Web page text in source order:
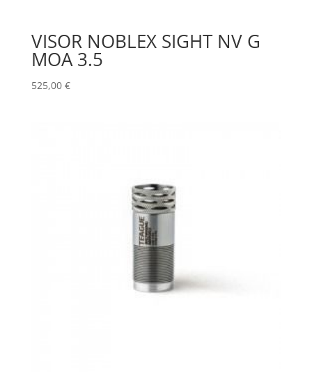
VISOR NOBLEX SIGHT NV G
MOA 3.5
525,00 €